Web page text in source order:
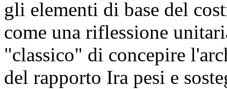
gli elementi di base del
come una riflessione
"classico" di concepire
del rapporto Ira pesi e